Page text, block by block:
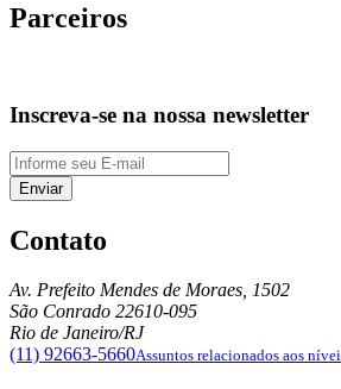
Parceiros
Inscreva-se na nossa newsletter
Enviar
Contato
Av. Prefeito Mendes de Moraes, 1502
São Conrado 22610-095
Rio de Janeiro/RJ
(11) 92663-5660Assuntos relacionados aos